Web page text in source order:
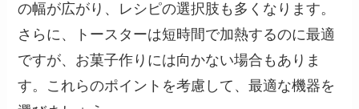
の幅が広がり、レシピの選択肢も多くなります。
さらに、トースターは短時間で加熱するのに最適
ですが、お菓子作りには向かない場合もありま
す。これらのポイントを考慮して、最適な機器を